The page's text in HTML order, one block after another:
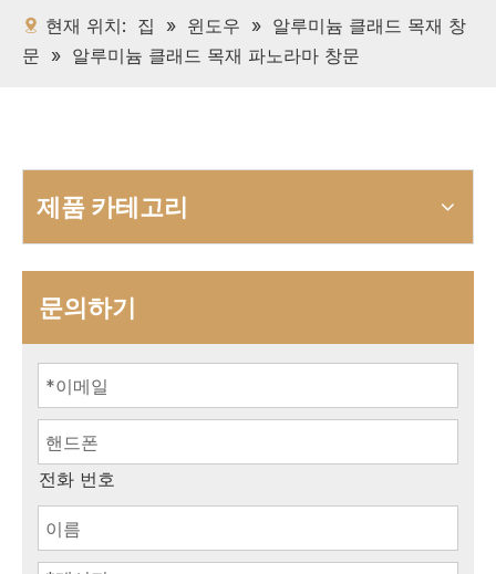
현재 위치: 집 » 윈도우 » 알루미늄 클래드 목재 창
문 » 알루미늄 클래드 목재 파노라마 창문
제품 카테고리
문의하기
전화 번호